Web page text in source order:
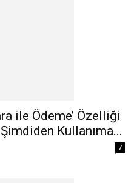
ile Ödeme’ Özelliği
Kullanıma...
7